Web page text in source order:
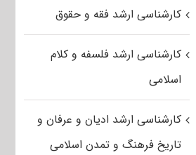
کارشناسی ارشد فقه و حقوق
کارشناسی ارشد فلسفه و کلام
اسلامی
کارشناسی ارشد ادیان و عرفان و
تاریخ فرهنگ و تمدن اسلامی